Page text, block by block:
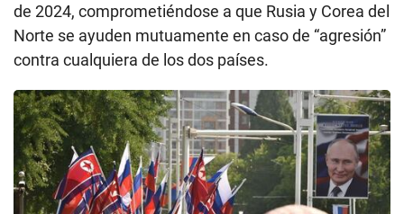
de 2024, comprometiéndose a que Rusia y Corea del
Norte se ayuden mutuamente en caso de “agresión”
contra cualquiera de los dos países.